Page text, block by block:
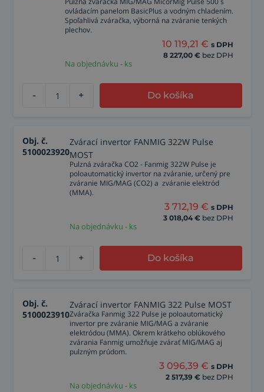
ovládacím panelom BasicPlus a vodným chladením.
Spoľahlivá zváračka, výborná na zváranie tenkých
plechov.
10 119,21 € s DPH
8 227,00 € bez DPH
Na objednávku - ks
- + Do košíka
Obj. č.
5100023920
Zvárací invertor FANMIG 322W Pulse
MOST
Pulzná zváračka CO2 - Fanmig 322W Pulse je
poloautomatický invertor na zváranie, určený pre
zváranie MIG/MAG (CO2) a zváranie elektród
(MMA).
3 712,19 € s DPH
3 018,04 € bez DPH
Na objednávku - ks
- + Do košíka
Obj. č.
5100023910
Zvárací invertor FANMIG 322 Pulse MOST
Zváračka Fanmig 322 Pulse je poloautomatický
invertor pre zváranie MIG/MAG a zváranie
elektródou (MMA). Okrem krátkeho oblúkového
zvárania Fanmig umožňuje zvárať MIG/MAG aj
pulzným prúdom.
3 096,39 € s DPH
2 517,39 € bez DPH
Na objednávku - ks